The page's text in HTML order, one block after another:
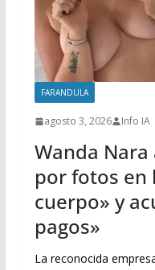
FARANDULA
agosto 3, 2026 Info IA
Wanda
por fotos en
cuerpo» y
pagos»
La reconocida